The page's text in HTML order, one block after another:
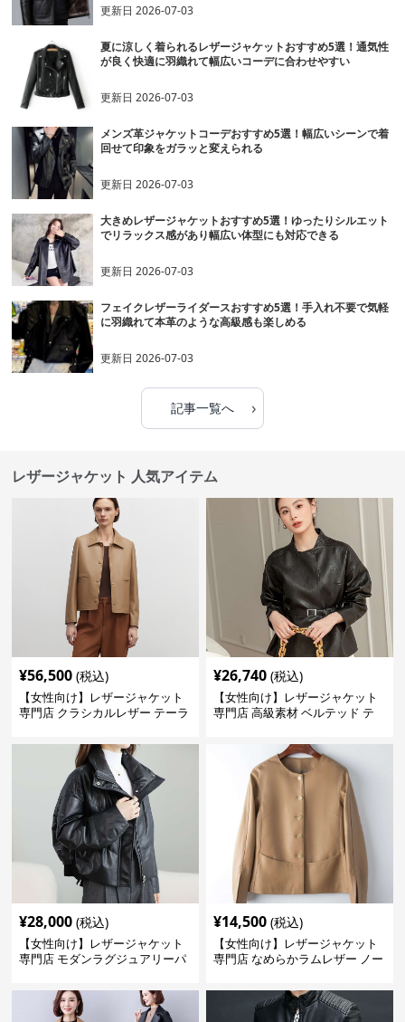
更新日2026-07-03
夏に涼しく着られるレザージャケットおすすめ5選！通気性
が良く快適に羽織れて幅広いコーデに合わせやすい
更新日2026-07-03
メンズ革ジャケットコーデおすすめ5選！幅広いシーンで着
回せて印象をガラッと変えられる
更新日2026-07-03
大きめレザージャケットおすすめ5選！ゆったりシルエット
でリラックス感があり幅広い体型にも対応できる
更新日2026-07-03
フェイクレザーライダースおすすめ5選！手入れ不要で気軽
に羽織れて本革のような高級感も楽しめる
更新日2026-07-03
記事一覧へ ›
レザージャケット 人気アイテム
¥56,500 (税込)
【女性向け】レザージャケット
専門店 クラシカルレザー テーラ
¥26,740 (税込)
【女性向け】レザージャケット
専門店 高級素材 ベルテッド テ
¥28,000 (税込)
【女性向け】レザージャケット
専門店 モダンラグジュアリーパ
¥14,500 (税込)
【女性向け】レザージャケット
専門店 なめらかラムレザー ノー